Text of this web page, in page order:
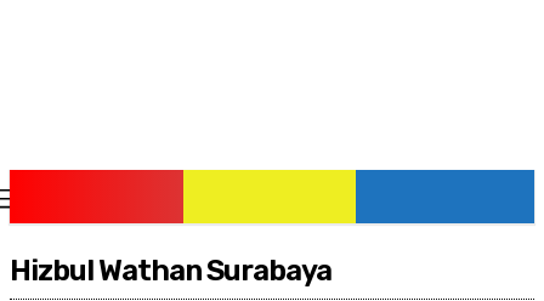
Hizbul Wathan Surabaya